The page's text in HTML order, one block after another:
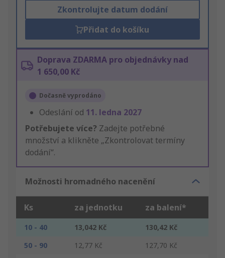
Zkontrolujte datum dodání
Přidat do košíku
Doprava ZDARMA pro objednávky nad
1 650,00 Kč
Dočasně vyprodáno
Odeslání od 11. ledna 2027
Potřebujete více? Zadejte potřebné
množství a klikněte „Zkontrolovat termíny
dodání“.
Možnosti hromadného nacenění
Ks za jednotku za balení*
10 - 40 13,042 Kč
130,42 Kč
50 - 90
12,77 Kč
127,70 Kč